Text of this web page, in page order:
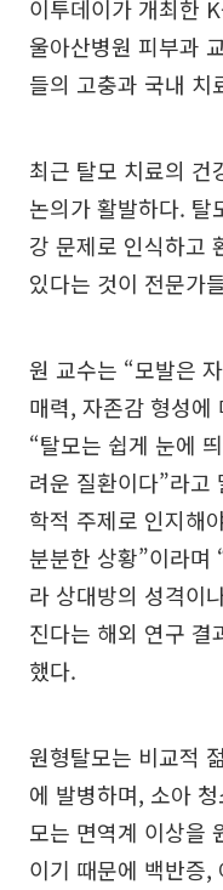
이투데이가 개최한
울아산병원 피부과
들의 고충과 국내 치
최근 탈모 치료의 건
논의가 활발하다. 탈
강 문제로 인식하고
있다는 것이 전문가
원 교수는 “모발은
매력, 자존감 형성에
“탈모는 쉽게 눈에
려운 질환이다”라고
학적 주제로 인지해
분분한 상황”이라며
라 상대방의 성격이
진다는 해외 연구 결
했다.
원형탈모는 비교적
에 발병하며, 소아
모는 면역계 이상을
이기 때문에 백반증,